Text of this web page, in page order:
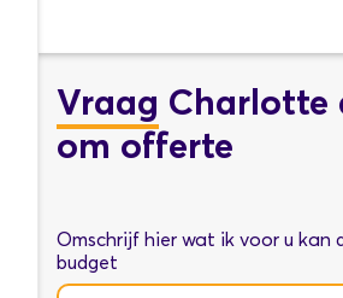
Vraag Charlotte
om offerte
Omschrijf hier wat ik voor u kan
budget